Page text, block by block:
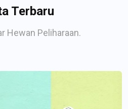
Terbaru
Hewan Peliharaan.